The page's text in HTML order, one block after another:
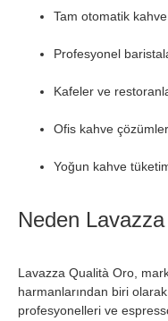
Tam otomatik kahve
Profesyonel
Kafeler ve
Ofis kahve
Yoğun kahve
Neden
Lavazza Qualità Oro,
harmanlarından biri
profesyonelleri ve